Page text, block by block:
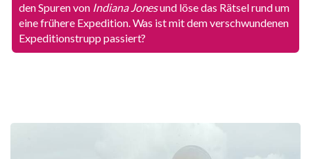
den Spuren von Indiana Jonesund löse das Rätsel rund um
eine frühere Expedition. Was ist mit dem verschwundenen
Expeditionstrupp passiert?